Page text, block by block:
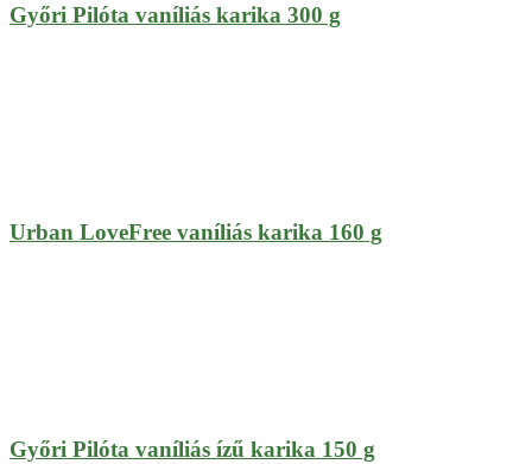
Győri Pilóta vaníliás karika 300 g
Urban LoveFree vaníliás karika 160 g
Győri Pilóta vaníliás ízű karika 150 g